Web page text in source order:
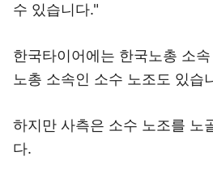
수 있습니다."
한국타이어에는 한국노총 소
노총 소속인 소수 노조도 있습
하지만 사측은 소수 노조를 노
다.